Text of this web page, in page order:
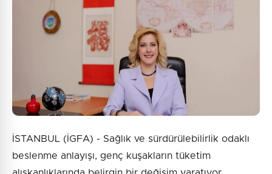
İSTANBUL (İGFA) - Sağlık ve sürdürülebilirlik odaklı
beslenme anlayışı, genç kuşakların tüketim